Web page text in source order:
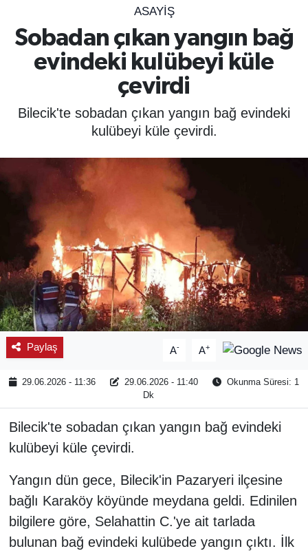
ASAYIŞ
Sobadan çıkan yangın bağ
evindeki kulübeyi küle
çevirdi
Bilecik'te sobadan çıkan yangın bağ evindeki
kulübeyi küle çevirdi.
Paylaş A- A+
29.06.2026 - 11:36 29.06.2026 - 11:40
Okunma Süresi: 1
Dk
Bilecik'te sobadan çıkan yangın bağ evindeki
kulübeyi küle çevirdi.
Yangın dün gece, Bilecik'in Pazaryeri ilçesine
bağlı Karaköy köyünde meydana geldi. Edinilen
bilgilere göre, Selahattin C.'ye ait tarlada
bulunan bağ evindeki kulübede yangın çıktı. İlk
ÇEVRE
BİLİM - TEKNOLOJİ
KADIN
KÜLTÜR SANAT
MAGAZİN